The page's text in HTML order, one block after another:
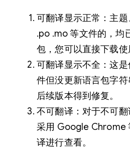
可翻译显示正常：主
.po .mo 等文件的，均
包，您可以直接下载使
可翻译显示不全：这
件但没更新语言包字
后续版本得到修复。
不可翻译：对于不可
采用 Google Chrome
译进行查看。